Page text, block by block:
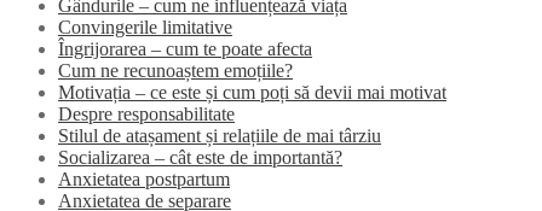
Gândurile – cum ne influențează viața
Convingerile limitative
Îngrijorarea – cum te poate afecta
Cum ne recunoaștem emoțiile?
Motivația – ce este și cum poți să devii mai motivat
Despre responsabilitate
Stilul de atașament și relațiile de mai târziu
Socializarea – cât este de importantă?
Anxietatea postpartum
Anxietatea de separare